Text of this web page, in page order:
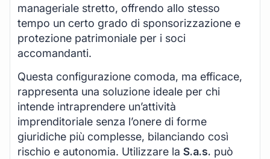
manageriale stretto, offrendo allo stesso
tempo un certo grado di sponsorizzazione e
protezione patrimoniale per i soci
accomandanti.
Questa configurazione comoda, ma efficace,
rappresenta una soluzione ideale per chi
intende intraprendere un’attività
imprenditoriale senza l’onere di forme
giuridiche più complesse, bilanciando così
rischio e autonomia. Utilizzare la S.a.s. può